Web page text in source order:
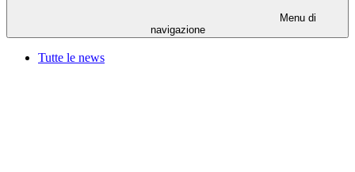
Menu di
navigazione
Tutte le news